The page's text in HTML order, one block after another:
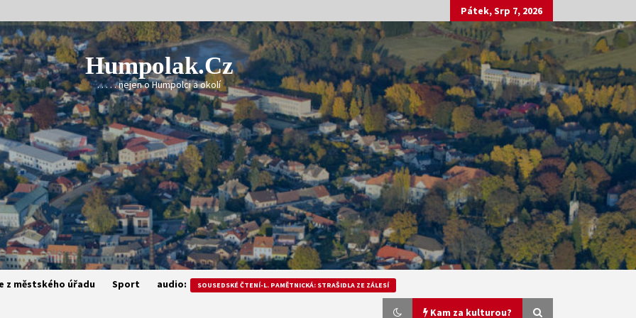
Pátek, Srp 7, 2026
Humpolak.cz
. . . . . nejen o Humpolci a okolí
z městského úřadu Sport audio: SOUSEDSKÉ ČTENÍ-L. PAMĚTNICKÁ: STRAŠIDLA ZE ZÁLESÍ
Kam za kulturou?